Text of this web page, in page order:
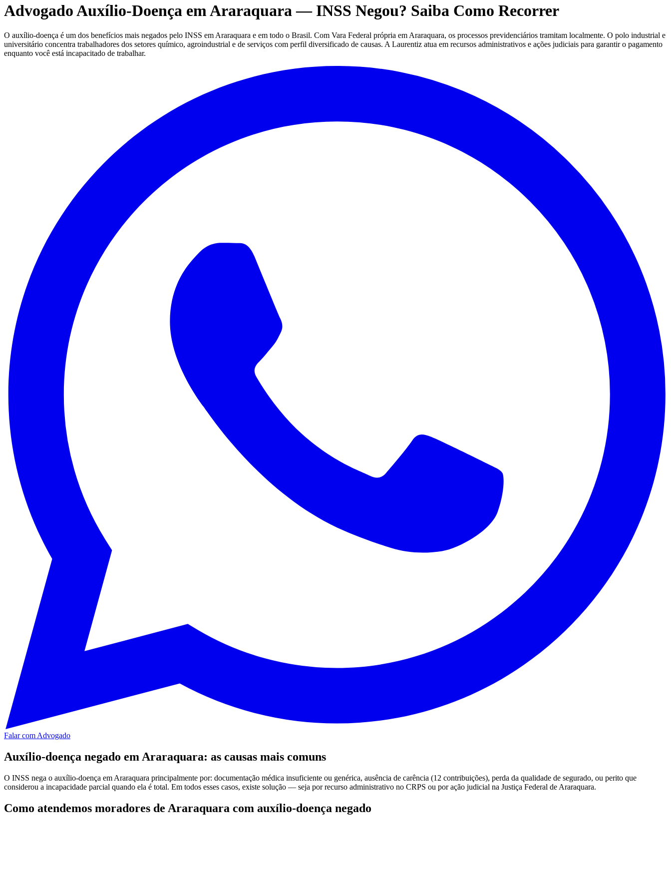
Advogado Auxílio-Doença em Araraquara — INSS Negou? Saiba Como Recorrer
O auxílio-doença é um dos benefícios mais negados pelo INSS em Araraquara e em todo o Brasil. Com Vara Federal própria em Araraquara, os processos previdenciários tramitam localmente. O polo industrial e
universitário concentra trabalhadores dos setores químico, agroindustrial e de serviços com perfil diversificado de causas. A Laurentiz atua em recursos administrativos e ações judiciais para garantir o pagamento
enquanto você está incapacitado de trabalhar.
Falar com Advogado
Auxílio-doença negado em Araraquara: as causas mais comuns
O INSS nega o auxílio-doença em Araraquara principalmente por: documentação médica insuficiente ou genérica, ausência de carência (12 contribuições), perda da qualidade de segurado, ou perito que
considerou a incapacidade parcial quando ela é total. Em todos esses casos, existe solução — seja por recurso administrativo no CRPS ou por ação judicial na Justiça Federal de Araraquara.
Como atendemos moradores de Araraquara com auxílio-doença negado